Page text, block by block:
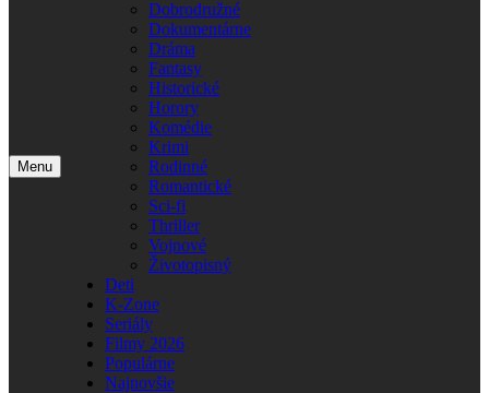
Menu
Open
Dobrodružné
Dokumentárne
Dráma
Fantasy
Historické
Horory
Komédie
Krimi
Rodinné
Romantické
Sci-fi
Thriller
Vojnové
Životopisný
Deti
K-Zone
Seriály
Filmy 2026
Populárne
Najnovšie